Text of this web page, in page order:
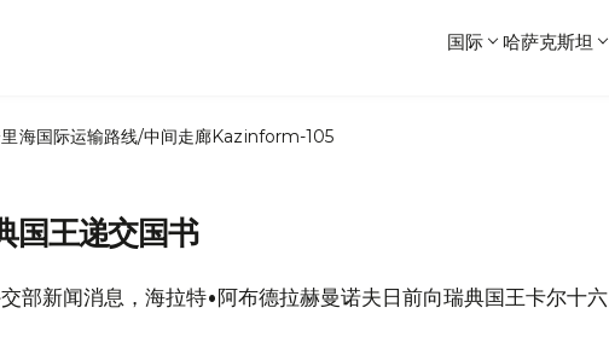
国际 哈萨克斯坦
海国际运输路线/中间走廊Kazinform-105
国王递交国书
部新闻消息，海拉特•阿布德拉赫曼诺夫日前向瑞典国王卡尔十六